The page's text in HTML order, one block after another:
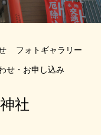
フォトギャラリー
せ・お申し込み
社